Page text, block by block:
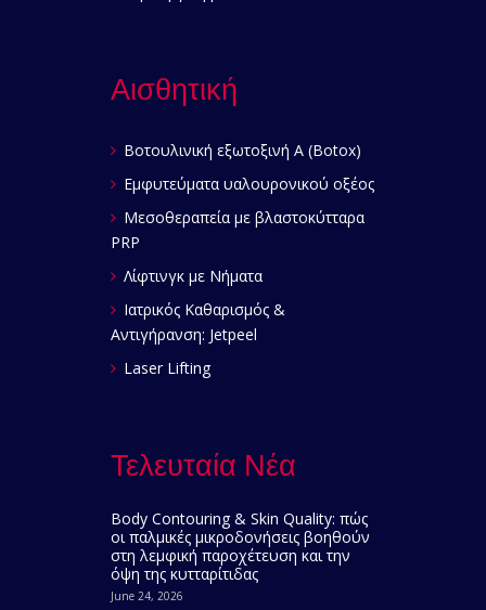
Αισθητική
Βοτουλινική εξωτοξινή Α (Botox)
Εμφυτεύματα υαλουρονικού οξέος
Μεσοθεραπεία με βλαστοκύτταρα
PRP
Λίφτινγκ με Νήματα
Ιατρικός Καθαρισμός &
Αντιγήρανση: Jetpeel
Laser Lifting
Τελευταία Νέα
Body Contouring & Skin Quality: πώς
οι παλμικές μικροδονήσεις βοηθούν
στη λεμφική παροχέτευση και την
όψη της κυτταρίτιδας
June 24, 2026